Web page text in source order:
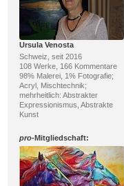
Ursula Venosta
Schweiz, seit 2016
108 Werke, 166 Kommentare
98% Malerei, 1% Fotografie;
Acryl, Mischtechnik;
mehrheitlich: Abstrakter
Expressionismus, Abstrakte
Kunst
pro-Mitgliedschaft: